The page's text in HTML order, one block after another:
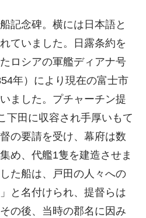
記念碑。横には日本語と
ていました。日露条約を
ロシアの軍艦ディアナ号
年）により現在の富士市
ました。プチャーチン提
下田に収容され手厚いもて
の要請を受け、幕府は数
め、代艦1隻を建造させま
た船は、戸田の人々への
と名付けられ、提督らは
の後、当時の郡名に因み